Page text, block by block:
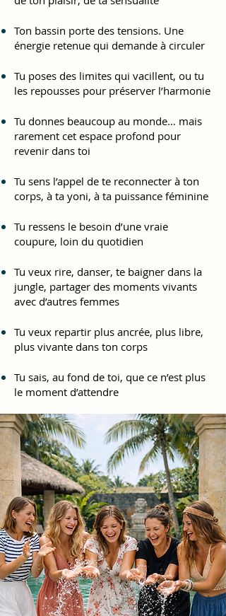
Ton bassin porte des tensions. Une
énergie retenue qui demande à circuler
Tu poses des limites qui vacillent, ou tu
les repousses pour préserver l’harmonie
Tu donnes beaucoup au monde… mais
rarement cet espace profond pour
revenir dans toi
Tu sens l’appel de te reconnecter à ton
corps, à ta yoni, à ta puissance féminine
Tu ressens le besoin d’une vraie
coupure, loin du quotidien
Tu veux rire, danser, te baigner dans la
jungle, partager des moments vivants
avec d’autres femmes
Tu veux repartir plus ancrée, plus libre,
plus vivante dans ton corps
Tu sais, au fond de toi, que ce n’est plus
le moment d’attendre